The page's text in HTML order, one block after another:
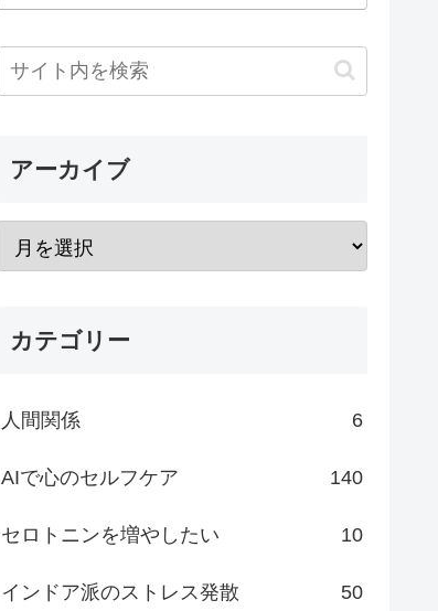
アーカイブ
カテゴリー
人間関係 6
AIで心のセルフケア 140
セロトニンを増やしたい 10
インドア派のストレス発散 50